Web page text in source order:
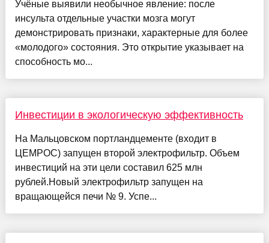
Учёные выявили необычное явление: после
инсульта отдельные участки мозга могут
демонстрировать признаки, характерные для более
«молодого» состояния. Это открытие указывает на
способность мо...
Инвестиции в экологическую эффективность
На Мальцовском портландцементе (входит в
ЦЕМРОС) запущен второй электрофильтр. Объем
инвестиций на эти цели составил 625 млн
рублей.Новый электрофильтр запущен на
вращающейся печи № 9. Успе...